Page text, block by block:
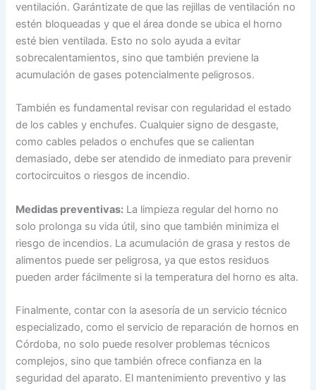
ventilación. Garántizate de que las rejillas de ventilación no
estén bloqueadas y que el área donde se ubica el horno
esté bien ventilada. Esto no solo ayuda a evitar
sobrecalentamientos, sino que también previene la
acumulación de gases potencialmente peligrosos.
También es fundamental revisar con regularidad el estado
de los cables y enchufes. Cualquier signo de desgaste,
como cables pelados o enchufes que se calientan
demasiado, debe ser atendido de inmediato para prevenir
cortocircuitos o riesgos de incendio.
Medidas preventivas: La limpieza regular del horno no
solo prolonga su vida útil, sino que también minimiza el
riesgo de incendios. La acumulación de grasa y restos de
alimentos puede ser peligrosa, ya que estos residuos
pueden arder fácilmente si la temperatura del horno es alta.
Finalmente, contar con la asesoría de un servicio técnico
especializado, como el servicio de reparación de hornos en
Córdoba, no solo puede resolver problemas técnicos
complejos, sino que también ofrece confianza en la
seguridad del aparato. El mantenimiento preventivo y las